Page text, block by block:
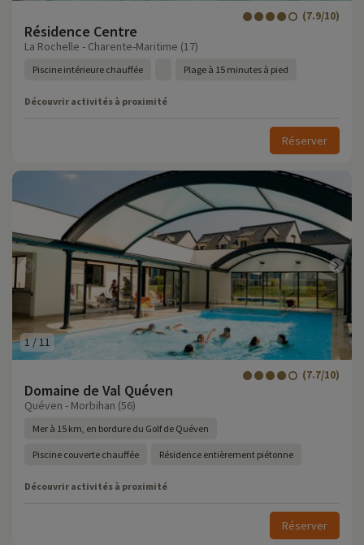
Résidence Centre
(7.9/10)
La Rochelle - Charente-Maritime (17)
Piscine intérieure chauffée Plage à 15 minutes à pied
Découvrir activités à proximité
Réserver
1/11
Domaine de Val Quéven
(7.7/10)
Quéven - Morbihan (56)
Mer à 15 km, en bordure du Golf de Quéven
Piscine couverte chauffée Résidence entièrement piétonne
Découvrir activités à proximité
Réserver